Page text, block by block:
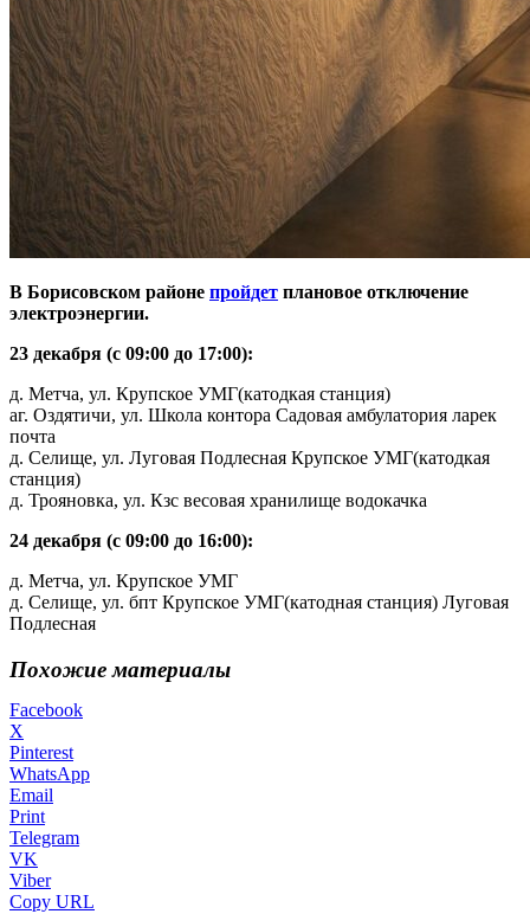
В Борисовском районе пройдет плановое отключение
электроэнергии.
23 декабря (с 09:00 до 17:00):
д. Метча, ул. Крупское УМГ(катодкая станция)
аг. Оздятичи, ул. Школа контора Садовая амбулатория ларек
почта
д. Селище, ул. Луговая Подлесная Крупское УМГ(катодкая
станция)
д. Трояновка, ул. Кзс весовая хранилище водокачка
24 декабря (с 09:00 до 16:00):
д. Метча, ул. Крупское УМГ
д. Селище, ул. бпт Крупское УМГ(катодная станция) Луговая
Подлесная
Похожие материалы
Facebook
X
Pinterest
WhatsApp
Email
Print
Telegram
VK
Viber
Copy URL